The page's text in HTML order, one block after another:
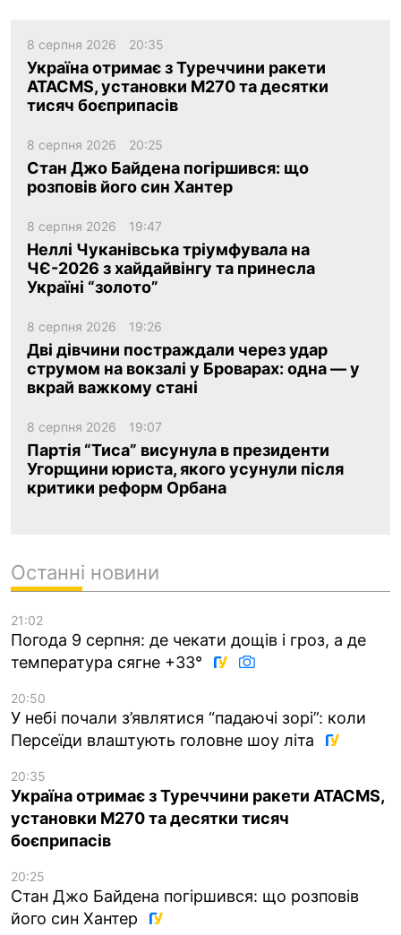
8 серпня 2026 20:35
Україна отримає з Туреччини ракети
ATACMS, установки M270 та десятки
тисяч боєприпасів
8 серпня 2026 20:25
Стан Джо Байдена погіршився: що
розповів його син Хантер
8 серпня 2026 19:47
Неллі Чуканівська тріумфувала на
ЧЄ-2026 з хайдайвінгу та принесла
Україні “золото”
8 серпня 2026 19:26
Дві дівчини постраждали через удар
струмом на вокзалі у Броварах: одна — у
вкрай важкому стані
8 серпня 2026 19:07
Партія “Тиса” висунула в президенти
Угорщини юриста, якого усунули після
критики реформ Орбана
Останні новини
21:02
Погода 9 серпня: де чекати дощів і гроз, а де
температура сягне +33°
20:50
У небі почали з’являтися “падаючі зорі”: коли
Персеїди влаштують головне шоу літа
20:35
Україна отримає з Туреччини ракети ATACMS,
установки M270 та десятки тисяч
боєприпасів
20:25
Стан Джо Байдена погіршився: що розповів
його син Хантер